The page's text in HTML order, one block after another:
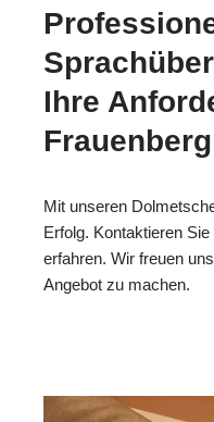
Ihre
Frauenberg
Mit unseren
Erfolg. Kontaktieren
erfahren. Wir freuen
Angebot zu machen.